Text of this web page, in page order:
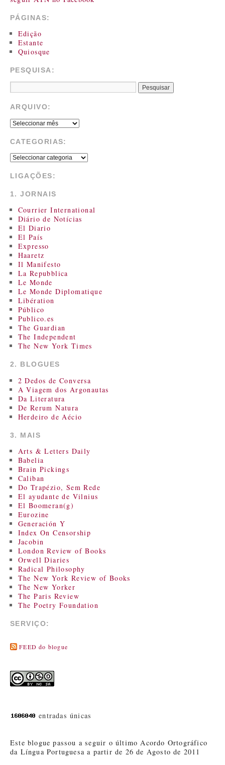
PÁGINAS:
Edição
Estante
Quiosque
PESQUISA:
ARQUIVO:
CATEGORIAS:
LIGAÇÕES:
1. JORNAIS
Courrier International
Diário de Notícias
El Diario
El País
Expresso
Haaretz
Il Manifesto
La Repubblica
Le Monde
Le Monde Diplomatique
Libération
Público
Publico.es
The Guardian
The Independent
The New York Times
2. BLOGUES
2 Dedos de Conversa
A Viagem dos Argonautas
Da Literatura
De Rerum Natura
Herdeiro de Aécio
3. MAIS
Arts & Letters Daily
Babelia
Brain Pickings
Caliban
Do Trapézio, Sem Rede
El ayudante de Vilnius
El Boomeran(g)
Eurozine
Generación Y
Index On Censorship
Jacobin
London Review of Books
Orwell Diaries
Radical Philosophy
The New York Review of Books
The New Yorker
The Paris Review
The Poetry Foundation
SERVIÇO:
FEED do blogue
entradas únicas
Este blogue passou a seguir o último Acordo Ortográfico
da Língua Portuguesa a partir de 26 de Agosto de 2011